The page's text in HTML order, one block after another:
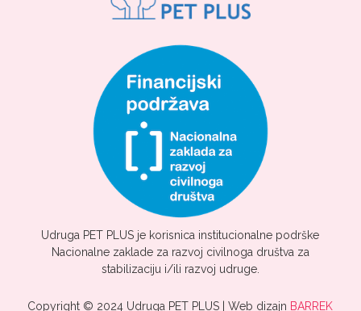
Udruga PET PLUS je korisnica institucionalne podrške
Nacionalne zaklade za razvoj civilnoga društva za
stabilizaciju i/ili razvoj udruge.
Copyright © 2024 Udruga PET PLUS | Web dizajn BARREK